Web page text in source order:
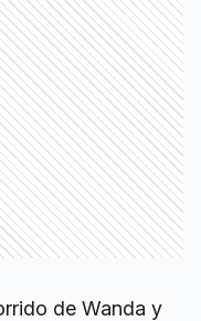
de Wanda y